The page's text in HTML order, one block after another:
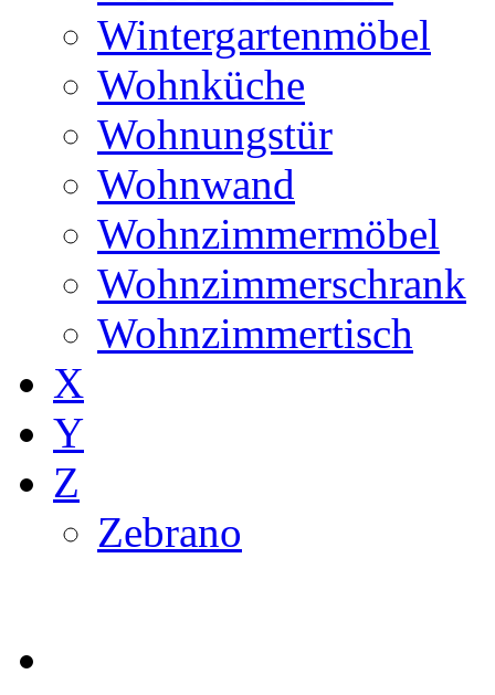
Wintergartenmöbel
Wohnküche
Wohnungstür
Wohnwand
Wohnzimmermöbel
Wohnzimmerschrank
Wohnzimmertisch
X
Y
Z
Zebrano